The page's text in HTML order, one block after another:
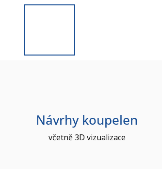
Návrhy koupelen
včetně 3D vizualizace